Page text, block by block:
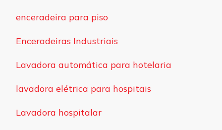
enceradeira para piso
Enceradeiras Industriais
Lavadora automática para hotelaria
lavadora elétrica para hospitais
Lavadora hospitalar